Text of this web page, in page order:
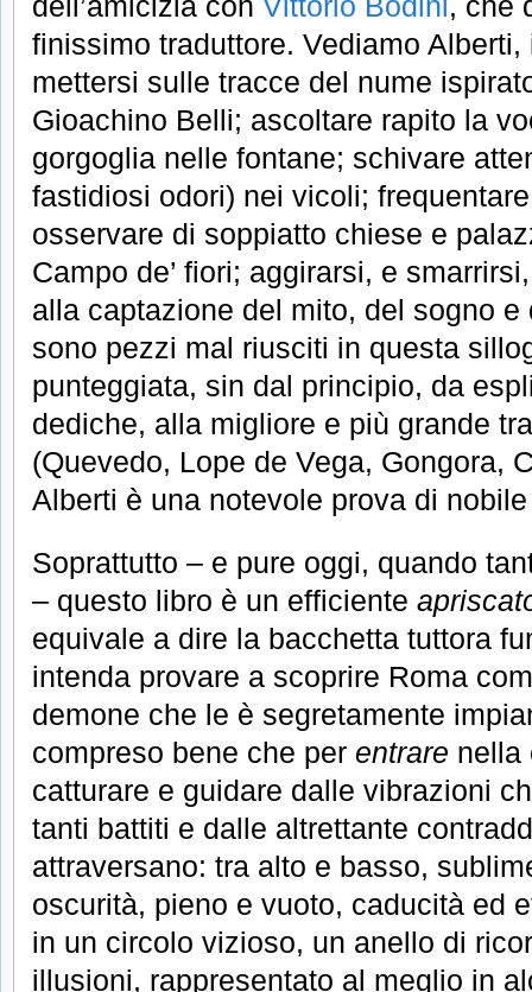
finissimo traduttore. Vediamo
mettersi sulle tracce del nume
Gioachino Belli; ascoltare rapito la
gorgoglia nelle fontane; schivare
fastidiosi odori) nei vicoli;
osservare di soppiatto chiese e
Campo de’ fiori; aggirarsi, e
alla captazione del mito, del sogno
sono pezzi mal riusciti in questa
punteggiata, sin dal principio, da
dediche, alla migliore e più grande
(Quevedo, Lope de Vega, Gongora,
Alberti è una notevole prova di
Soprattutto – e pure oggi, quando
– questo libro è un efficiente
equivale a dire la bacchetta tuttora
intenda provare a scoprire Roma
demone che le è segretamente
compreso bene che per entrare nella
catturare e guidare dalle vibrazioni
tanti battiti e dalle altrettante
attraversano: tra alto e basso,
oscurità, pieno e vuoto, caducità ed
in un circolo vizioso, un anello di
illusioni, rappresentato al meglio in